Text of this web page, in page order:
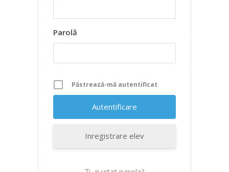
Parolă
Păstrează-mă autentificat
Inregistrare elev